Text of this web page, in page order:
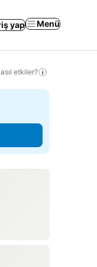
yap Menü
etkiler?